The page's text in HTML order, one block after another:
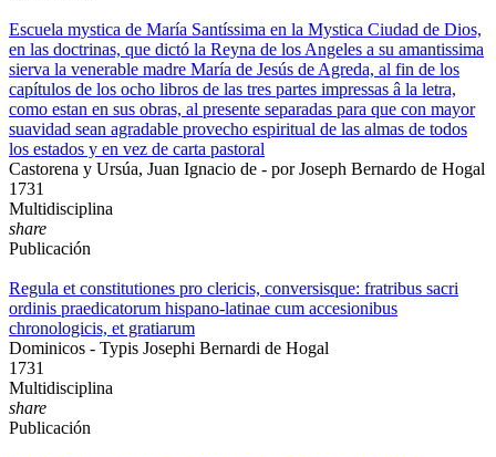
Escuela mystica de María Santíssima en la Mystica Ciudad de Dios,
en las doctrinas, que dictó la Reyna de los Angeles a su amantissima
sierva la venerable madre María de Jesús de Agreda, al fin de los
capítulos de los ocho libros de las tres partes impressas â la letra,
como estan en sus obras, al presente separadas para que con mayor
suavidad sean agradable provecho espiritual de las almas de todos
los estados y en vez de carta pastoral
Castorena y Ursúa, Juan Ignacio de - por Joseph Bernardo de Hogal
1731
Multidisciplina
share
Publicación
Regula et constitutiones pro clericis, conversisque: fratribus sacri
ordinis praedicatorum hispano-latinae cum accesionibus
chronologicis, et gratiarum
Dominicos - Typis Josephi Bernardi de Hogal
1731
Multidisciplina
share
Publicación